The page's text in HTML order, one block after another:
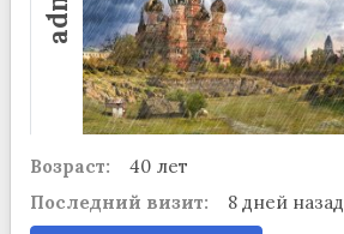
Возраст:
40 лет
Последний визит:
8 дней назад